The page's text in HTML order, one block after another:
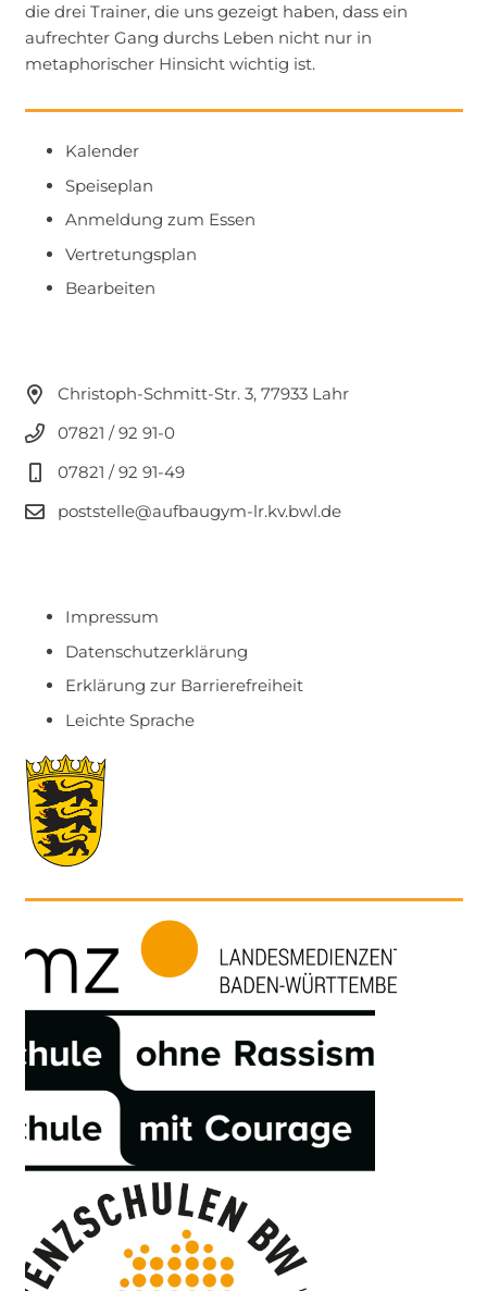
die drei Trainer, die uns gezeigt haben, dass ein
aufrechter Gang durchs Leben nicht nur in
metaphorischer Hinsicht wichtig ist.
Kalender
Speiseplan
Anmeldung zum Essen
Vertretungsplan
Bearbeiten
Christoph-Schmitt-Str. 3, 77933 Lahr
07821 / 92 91-0
07821 / 92 91-49
poststelle@aufbaugym-lr.kv.bwl.de
Impressum
Datenschutzerklärung
Erklärung zur Barrierefreiheit
Leichte Sprache